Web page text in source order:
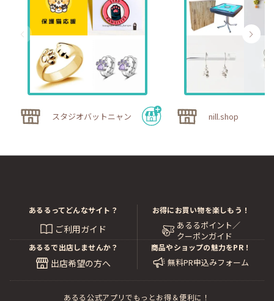
スタジオバットニャン nill.shop
あるるってどんなサイト？
ご利用ガイド
お得にお買い物を楽しもう！
あるるポイント／
クーポンガイド
あるるで出店しませんか？
出店希望の方へ
商品やショップの魅力をPR！
無料PR申込みフォーム
あるる公式アプリでもっとお得＆便利に！